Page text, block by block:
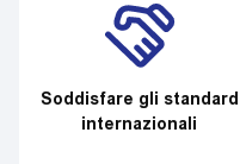
Soddisfare gli standard
internazionali